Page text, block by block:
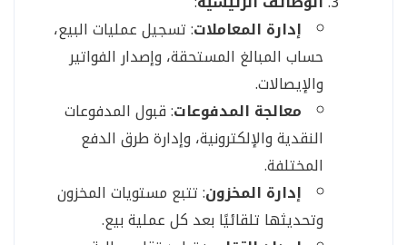
إدارة المعاملات: تسجيل عمليات البيع،
حساب المبالغ المستحقة، وإصدار الفواتير
والإيصالات.
معالجة المدفوعات: قبول المدفوعات
النقدية والإلكترونية، وإدارة طرق الدفع
المختلفة.
إدارة المخزون: تتبع مستويات المخزون
وتحديثها تلقائيًا بعد كل عملية بيع.